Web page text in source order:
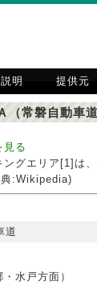
明 提供元
（常磐自動車道
見る
ングエリア[1]は
:Wikipedia)
道
・水戸方面）